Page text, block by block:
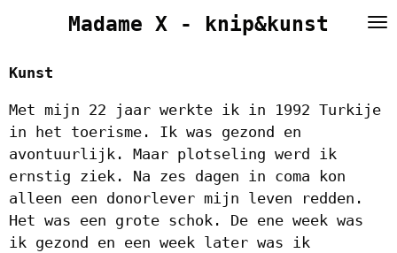
naar
hoofdinhoud
Madame X - knip&kunst
Kunst
Met mijn 22 jaar werkte ik in 1992 Turkije
in het toerisme. Ik was gezond en
avontuurlijk. Maar plotseling werd ik
ernstig ziek. Na zes dagen in coma kon
alleen een donorlever mijn leven redden.
Het was een grote schok. De ene week was
ik gezond en een week later was ik